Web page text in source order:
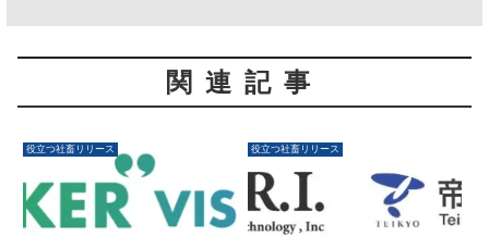
関連記事
役立つ社畜リリース 役立つ社畜リリース